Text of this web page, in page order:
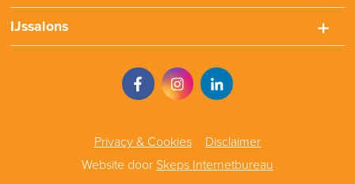
IJssalons
Privacy & Cookies
Disclaimer
Website door Skeps Internetbureau